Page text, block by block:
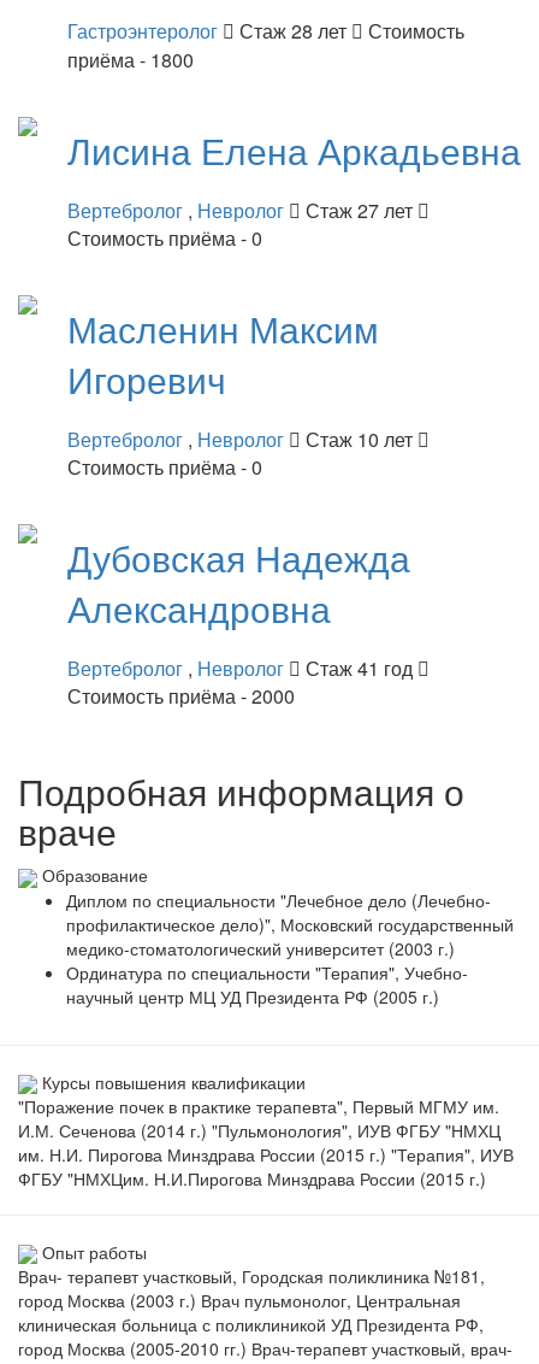
Гастроэнтеролог Стаж 28 лет
Стоимость
приёма - 1800
Лисина Елена Аркадьевна
Вертебролог , Невролог
Стаж 27 лет
Стоимость приёма - 0
Масленин Максим
Игоревич
Вертебролог , Невролог
Стаж 10 лет
Стоимость приёма - 0
Дубовская Надежда
Александровна
Вертебролог , Невролог
Стаж 41 год
Стоимость приёма - 2000
Подробная информация о
враче
Образование
Диплом по специальности "Лечебное дело (Лечебно-
профилактическое дело)", Московский государственный
медико-стоматологический университет (2003 г.)
Ординатура по специальности "Терапия", Учебно-
научный центр МЦ УД Президента РФ (2005 г.)
Курсы повышения квалификации
"Поражение почек в практике терапевта", Первый МГМУ им.
И.М. Сеченова (2014 г.) "Пульмонология", ИУВ ФГБУ "НМХЦ
им. Н.И. Пирогова Минздрава России (2015 г.) "Терапия", ИУВ
ФГБУ "НМХЦим. Н.И.Пирогова Минздрава России (2015 г.)
Опыт работы
Врач- терапевт участковый, Городская поликлиника №181,
город Москва (2003 г.) Врач пульмонолог, Центральная
клиническая больница с поликлиникой УД Президента РФ,
город Москва (2005-2010 гг.) Врач-терапевт участковый, врач-